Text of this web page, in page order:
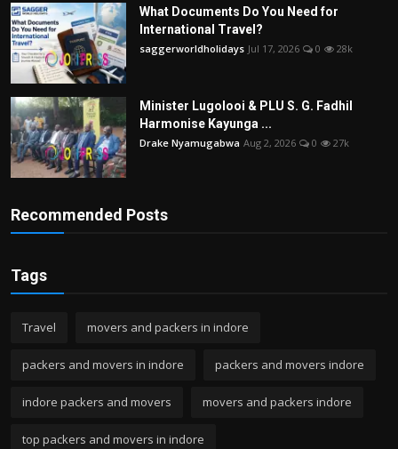
What Documents Do You Need for
International Travel?
saggerworldholidays Jul 17, 2026 0 28k
Minister Lugolooi & PLU S. G. Fadhil
Harmonise Kayunga ...
Drake Nyamugabwa Aug 2, 2026 0 27k
Recommended Posts
Tags
Travel movers and packers in indore
packers and movers in indore packers and movers indore
indore packers and movers movers and packers indore
top packers and movers in indore